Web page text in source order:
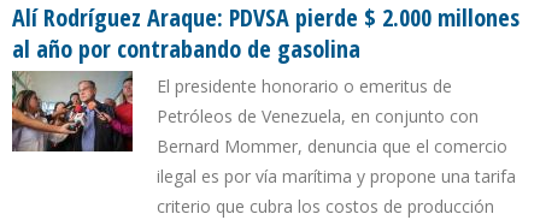
Alí Rodríguez Araque: PDVSA pierde $ 2.000 millones
al año por contrabando de gasolina
El presidente honorario o emeritus de
Petróleos de Venezuela, en conjunto con
Bernard Mommer, denuncia que el comercio
ilegal es por vía marítima y propone una tarifa
criterio que cubra los costos de producción